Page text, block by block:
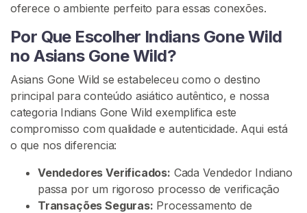
oferece o ambiente perfeito para essas conexões.
Por Que Escolher Indians Gone Wild
no Asians Gone Wild?
Asians Gone Wild se estabeleceu como o destino
principal para conteúdo asiático autêntico, e nossa
categoria Indians Gone Wild exemplifica este
compromisso com qualidade e autenticidade. Aqui está
o que nos diferencia:
Vendedores Verificados: Cada Vendedor Indiano
passa por um rigoroso processo de verificação
Transações Seguras: Processamento de
e
à
S
o
l
t
a
K
o
e